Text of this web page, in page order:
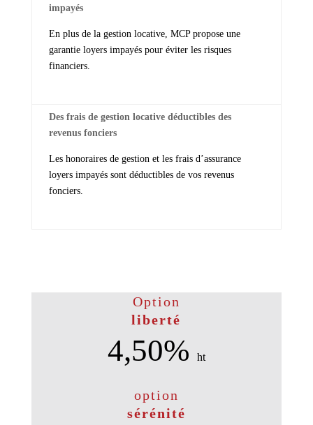
impayés
En plus de la gestion locative, MCP propose une
garantie loyers impayés pour éviter les risques
financiers.
Des frais de gestion locative déductibles des
revenus fonciers
Les honoraires de gestion et les frais d’assurance
loyers impayés sont déductibles de vos revenus
fonciers.
Option
liberté
4,50% ht
option
sérénité